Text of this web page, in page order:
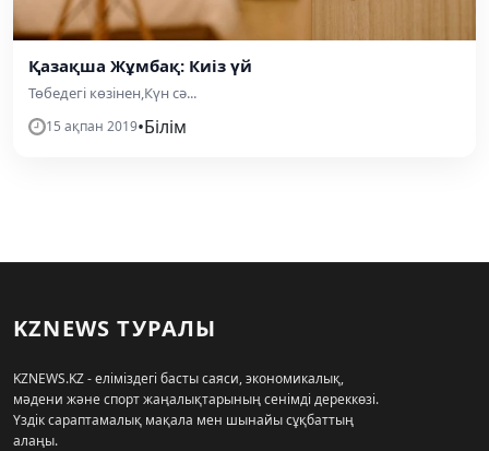
Қазақша Жұмбақ: Киіз үй
Төбедегі көзінен,Күн сә...
15 ақпан 2019•Білім
KZNEWS ТУРАЛЫ
KZNEWS.KZ - еліміздегі басты саяси, экономикалық,
мәдени және спорт жаңалықтарының сенімді дереккөзі.
Үздік сараптамалық мақала мен шынайы сұқбаттың
алаңы.